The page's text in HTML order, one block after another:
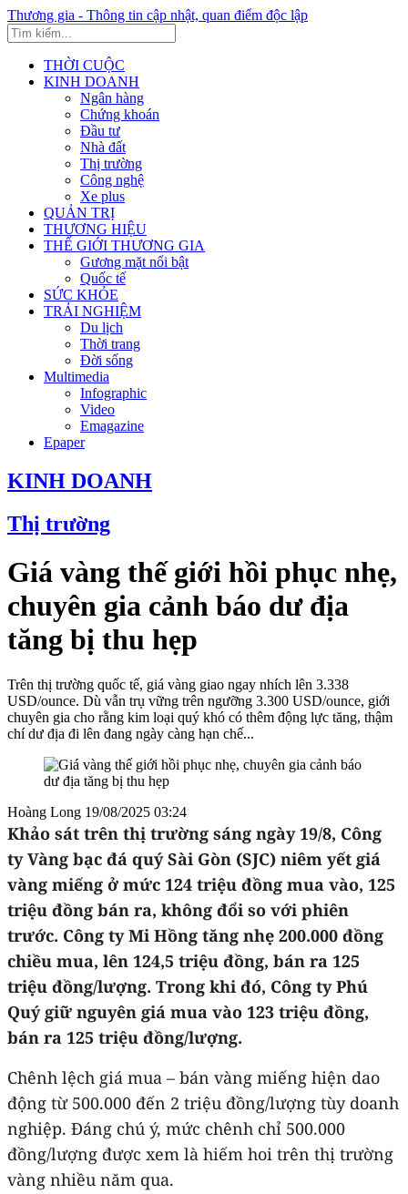
Thương gia - Thông tin cập nhật, quan điểm độc lập
THỜI CUỘC
KINH DOANH
Ngân hàng
Chứng khoán
Đầu tư
Nhà đất
Thị trường
Công nghệ
Xe plus
QUẢN TRỊ
THƯƠNG HIỆU
THẾ GIỚI THƯƠNG GIA
Gương mặt nổi bật
Quốc tế
SỨC KHỎE
TRẢI NGHIỆM
Du lịch
Thời trang
Đời sống
Multimedia
Infographic
Video
Emagazine
Epaper
KINH DOANH
Thị trường
Giá vàng thế giới hồi phục nhẹ,
chuyên gia cảnh báo dư địa
tăng bị thu hẹp
Trên thị trường quốc tế, giá vàng giao ngay nhích lên 3.338
USD/ounce. Dù vẫn trụ vững trên ngưỡng 3.300 USD/ounce, giới
chuyên gia cho rằng kim loại quý khó có thêm động lực tăng, thậm
chí dư địa đi lên đang ngày càng hạn chế...
Hoàng Long 19/08/2025 03:24
Khảo sát trên thị trường sáng ngày 19/8, Công
ty Vàng bạc đá quý Sài Gòn (SJC) niêm yết giá
vàng miếng ở mức 124 triệu đồng mua vào, 125
triệu đồng bán ra, không đổi so với phiên
trước. Công ty Mi Hồng tăng nhẹ 200.000 đồng
chiều mua, lên 124,5 triệu đồng, bán ra 125
triệu đồng/lượng. Trong khi đó, Công ty Phú
Quý giữ nguyên giá mua vào 123 triệu đồng,
bán ra 125 triệu đồng/lượng.
Chênh lệch giá mua – bán vàng miếng hiện dao
động từ 500.000 đến 2 triệu đồng/lượng tùy doanh
nghiệp. Đáng chú ý, mức chênh chỉ 500.000
đồng/lượng được xem là hiếm hoi trên thị trường
vàng nhiều năm qua.